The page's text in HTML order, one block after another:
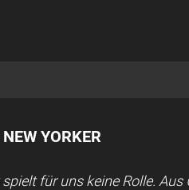
YORKER
spielt für uns keine Rolle.